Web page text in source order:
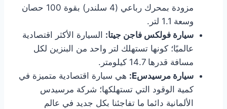
مزودة بمحرك رباعي (4 سلندر) بقوة 100 حصان
وسعة 1.1 لتر.
سيارة فولكس فاجن جيتا: السيارة الأكثر اقتصادية
عالميًا؛ كونها تستهلك لتر واحد من البنزين لكل
مسافة قدرها 14.7 كيلومتر.
سيارة مرسيدسE
: هي سيارة اقتصادية متميزة في
كمية الوقود التي تستهلكها؛ شركة مرسيدس
الألمانية دائما ما تفاجئنا بكل جديد في عالم